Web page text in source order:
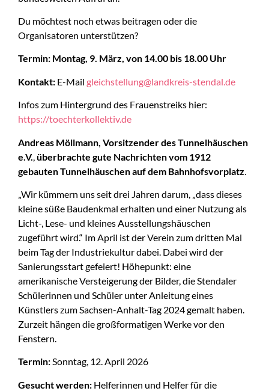
Du möchtest noch etwas beitragen oder die
Organisatoren unterstützen?
Termin: Montag, 9. März, von 14.00 bis 18.00 Uhr
Kontakt: E-Mail gleichstellung@landkreis-stendal.de
Infos zum Hintergrund des Frauenstreiks hier:
https://toechterkollektiv.de
Andreas Möllmann, Vorsitzender des Tunnelhäuschen
e.V. überbrachte gute Nachrichten vom 1912
gebauten Tunnelhäuschen auf dem Bahnhofsvorplatz
„Wir kümmern uns seit drei Jahren darum, „dass dieses
kleine süße Baudenkmal erhalten und einer Nutzung als
Licht-, Lese- und kleines Ausstellungshäuschen
zugeführt wird.“ Im April ist der Verein zum dritten Mal
beim Tag der Industriekultur dabei. Dabei wird der
Sanierungsstart gefeiert! Höhepunkt: eine
amerikanische Versteigerung der Bilder, die Stendaler
Schülerinnen und Schüler unter Anleitung eines
Künstlers zum Sachsen-Anhalt-Tag 2024 gemalt haben.
Zurzeit hängen die großformatigen Werke vor den
Fenstern.
Termin:Sonntag, 12. April 2026
Gesucht werden: Helferinnen und Helfer für die